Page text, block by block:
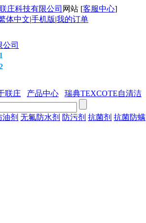
庄科技有限公司 网站 [客服中心]
体中文|手机版|我的订单
联庄 产品中心 瑞典TEXCOTE自清洁
油剂 无氟防水剂 防污剂 抗菌剂 抗菌防螨